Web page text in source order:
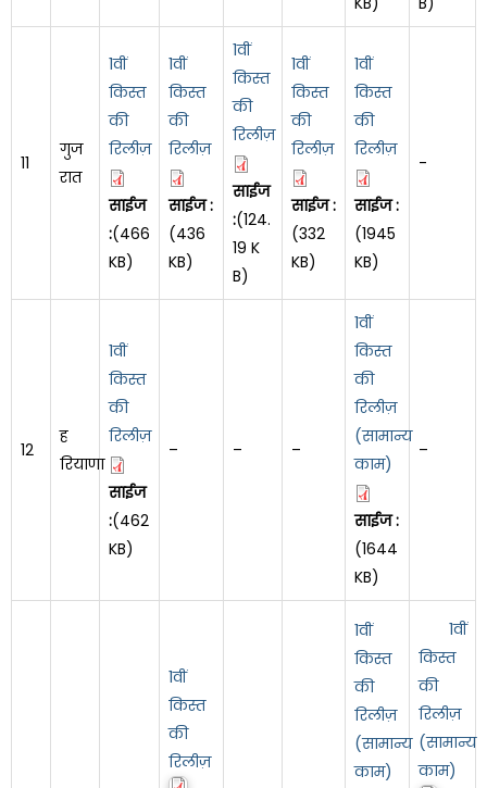
11
गुज
रात
1वीं
किस्त
की
रिलीज़
साईज
:(466
KB)
1वीं
किस्त
की
रिलीज़
साईज :
(436
KB)
1वीं
किस्त
की
रिलीज़
साईज
:(124.
19 K
B)
1वीं
किस्त
की
रिलीज़
साईज :
(332
KB)
1वीं
किस्त
की
रिलीज़
साईज :
(1945
KB)
-
12
ह
रियाणा
1वीं
किस्त
की
रिलीज़
साईज
:(462
KB)
– – –
1वीं
किस्त
की
रिलीज़
(सामान्य
काम)
साईज :
(1644
KB)
–
1वीं
किस्त
की
रिलीज़
1वीं
किस्त
की
रिलीज़
(सामान्य
काम)
1वीं
किस्त
की
रिलीज़
(सामान्य
काम)